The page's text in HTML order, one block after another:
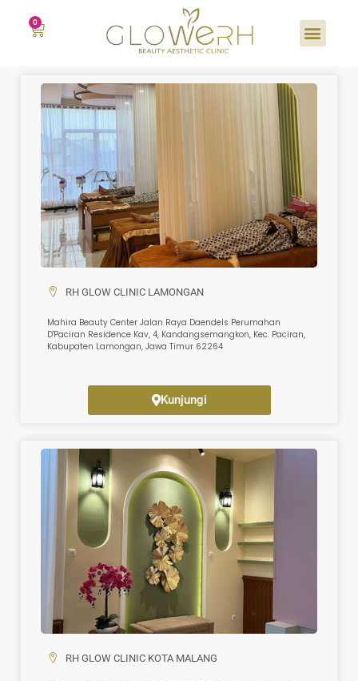
RH GLOW CLINIC LAMONGAN
Mahira Beauty Center Jalan Raya Daendels Perumahan
D'Paciran Residence Kav, 4, Kandangsemangkon, Kec. Paciran,
Kabupaten Lamongan, Jawa Timur 62264
Kunjungi
RH GLOW CLINIC KOTA MALANG